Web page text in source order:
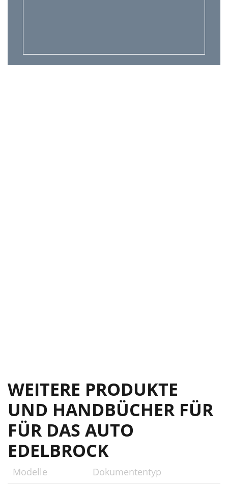
WEITERE PRODUKTE
UND HANDBÜCHER FÜR
FÜR DAS AUTO
EDELBROCK
Modelle Dokumententyp